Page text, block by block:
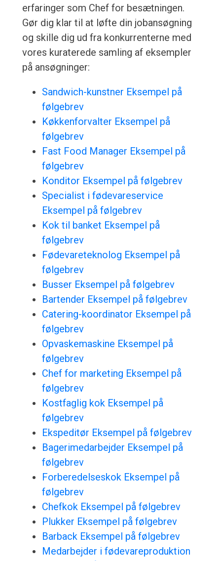
erfaringer som Chef for besætningen.
Gør dig klar til at løfte din jobansøgning
og skille dig ud fra konkurrenterne med
vores kuraterede samling af eksempler
på ansøgninger:
Sandwich-kunstner Eksempel på
følgebrev
Køkkenforvalter Eksempel på
følgebrev
Fast Food Manager Eksempel på
følgebrev
Konditor Eksempel på følgebrev
Specialist i fødevareservice
Eksempel på følgebrev
Kok til banket Eksempel på
følgebrev
Fødevareteknolog Eksempel på
følgebrev
Busser Eksempel på følgebrev
Bartender Eksempel på følgebrev
Catering-koordinator Eksempel på
følgebrev
Opvaskemaskine Eksempel på
følgebrev
Chef for marketing Eksempel på
følgebrev
Kostfaglig kok Eksempel på
følgebrev
Ekspeditør Eksempel på følgebrev
Bagerimedarbejder Eksempel på
følgebrev
Forberedelseskok Eksempel på
følgebrev
Chefkok Eksempel på følgebrev
Plukker Eksempel på følgebrev
Barback Eksempel på følgebrev
Medarbejder i fødevareproduktion